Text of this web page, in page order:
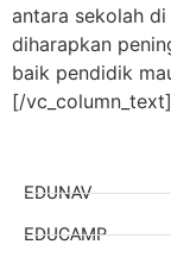
antara sekolah
diharapkan
baik pendidik
[/
EDUNAV
EDUCAMP